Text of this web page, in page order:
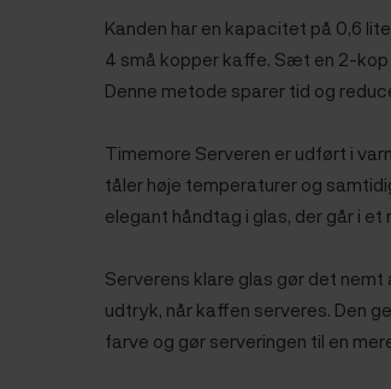
Kanden har en kapacitet på 0,6
4 små kopper kaffe. Sæt en 2-
Denne metode sparer tid og
Timemore Serveren er udført i
tåler høje temperaturer og
elegant håndtag i glas, der går i et
Serverens klare glas gør det
udtryk, når kaffen serveres. Den
farve og gør serveringen til en